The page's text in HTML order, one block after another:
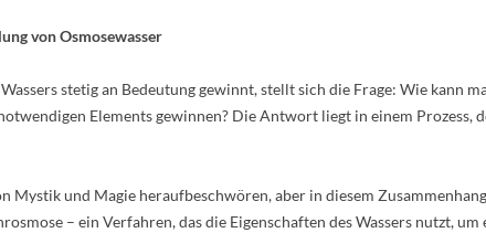
von Osmosewasser
stetig an Bedeutung gewinnt, stellt sich die Frage: Wie kann
Elements gewinnen? Die Antwort liegt in einem Prozess,
Mystik und Magie heraufbeschwören, aber in diesem
– ein Verfahren, das die Eigenschaften des Wassers nutzt, um